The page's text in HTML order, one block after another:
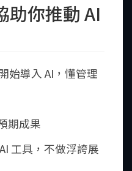
助你推動 AI
始導入 AI，懂管理
期成果
工具，不做浮誇展